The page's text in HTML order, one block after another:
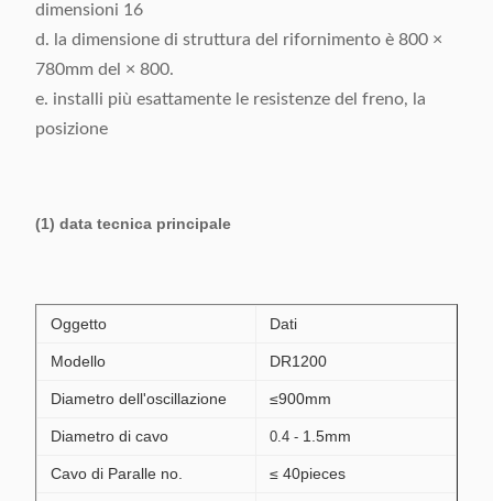
dimensioni 16
d. la dimensione di struttura del rifornimento è 800 ×
780mm del × 800.
e. installi più esattamente le resistenze del freno, la
posizione
(1) data tecnica principale
Oggetto Dati
Modello DR1200
Diametro dell'oscillazione ≤900mm
Diametro di cavo 0.4 - 1.5mm
Cavo di Paralle no. ≤ 40pieces